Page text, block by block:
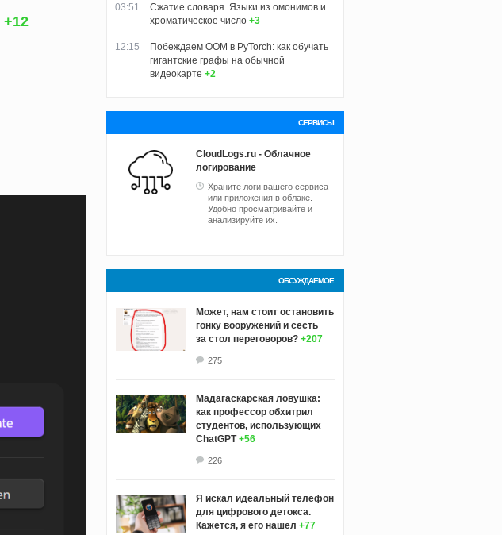
+12
03:51
Сжатие словаря. Языки из омонимов и
хроматическое число +3
12:15
Побеждаем OOM в PyTorch: как обучать
гигантские графы на обычной
видеокарте +2
СЕРВИСЫ
CloudLogs.ru - Облачное
логирование
Храните логи вашего сервиса
или приложения в облаке.
Удобно просматривайте и
анализируйте их.
ОБСУЖДАЕМОЕ
Может, нам стоит остановить
гонку вооружений и сесть
за стол переговоров? +207
275
Мадагаскарская ловушка:
как профессор обхитрил
студентов, использующих
ChatGPT +56
226
Я искал идеальный телефон
для цифрового детокса.
Кажется, я его нашёл +77